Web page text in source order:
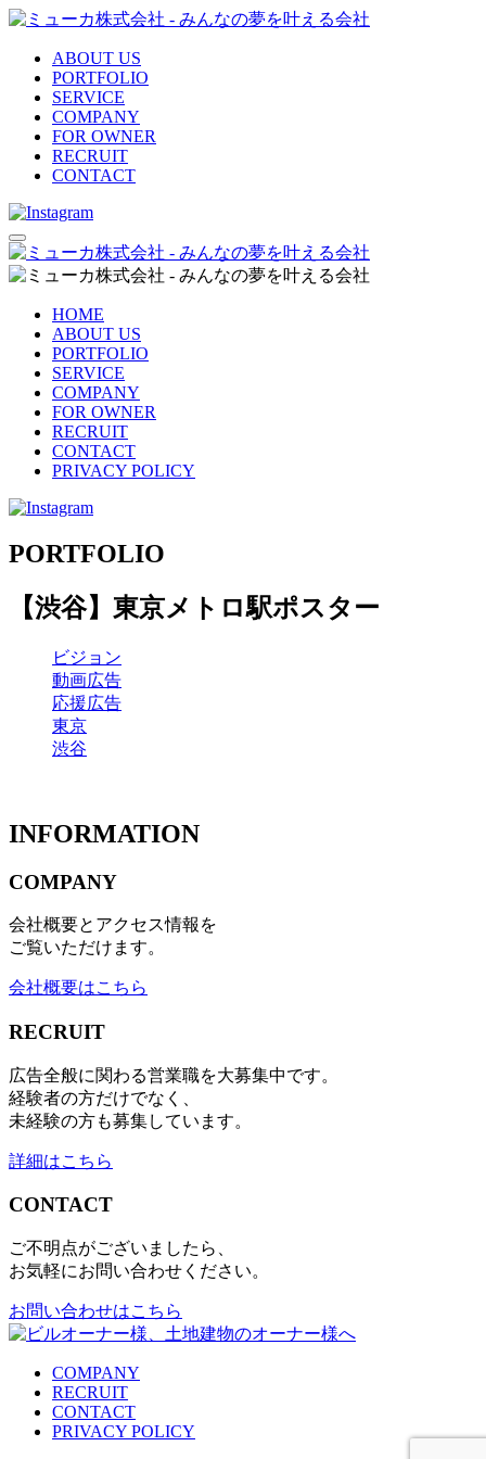
ABOUT US
PORTFOLIO
SERVICE
COMPANY
FOR OWNER
RECRUIT
CONTACT
HOME
ABOUT US
PORTFOLIO
SERVICE
COMPANY
FOR OWNER
RECRUIT
CONTACT
PRIVACY POLICY
PORTFOLIO
【渋谷】東京メトロ駅ポスター
ビジョン
動画広告
応援広告
東京
渋谷
INFORMATION
COMPANY
会社概要とアクセス情報を
ご覧いただけます。
会社概要はこちら
RECRUIT
広告全般に関わる営業職を大募集中です。
経験者の方だけでなく、
未経験の方も募集しています。
詳細はこちら
CONTACT
ご不明点がございましたら、
お気軽にお問い合わせください。
お問い合わせはこちら
COMPANY
RECRUIT
CONTACT
PRIVACY POLICY